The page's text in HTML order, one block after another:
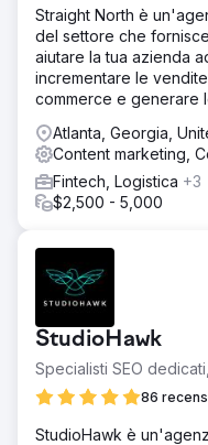
Straight North è
del settore che
aiutare la tua azienda
incrementare le
commerce e generare
Atlanta, Georgia,
Content marketing,
Fintech, Logistica +3
$2,500 - 5,000
StudioHawk
Specialisti SEO
86
StudioHawk è